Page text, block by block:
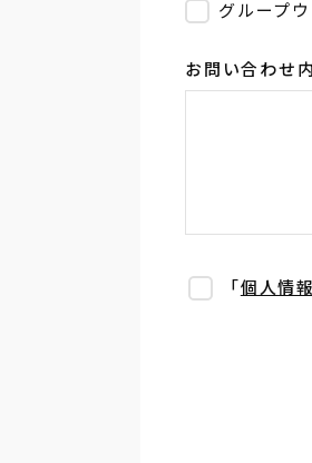
グループ
お問い合わせ
「個人情